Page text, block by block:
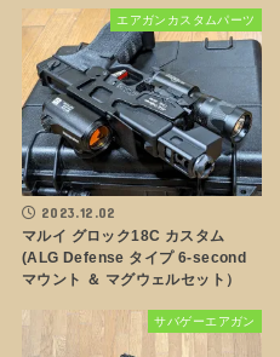
エアガンカスタムパーツ
2023.12.02
マルイ グロック18C カスタム
(ALG Defense タイプ 6-second
マウント ＆ マグウェルセット）
サバゲーエアガン